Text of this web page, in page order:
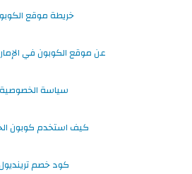
خريطة موقع
عن موقع الكوبون في
سياسة الخصوصية
كيف استخدم كوبون
كود خصم